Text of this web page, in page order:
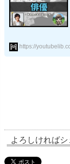
https://
よろしければ